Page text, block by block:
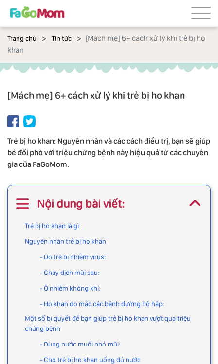
Trang chủ Tin tức
[Mách mẹ] 6+ cách xử lý khi trẻ bị ho
khan
[Mách mẹ] 6+ cách xử lý khi trẻ bị ho khan
Trẻ bị ho khan: Nguyên nhân và các cách điều trị, bạn sẽ giúp
bé đối phó với triệu chứng bệnh này hiệu quả từ các chuyên
gia của FaGoMom.
Nội dung bài viết:
Trẻ bị ho khan là gì
Nguyên nhân trẻ bị ho khan
- Do trẻ bị nhiễm virus:
- Chảy dịch mũi sau:
- Ô nhiễm không khí:
- Ho khan do mắc các bệnh đường hô hấp:
Một số bí quyết để bạn giúp trẻ bị ho khan vượt qua triệu
chứng bệnh
- Dùng nước muối nhỏ mũi:
- Cho trẻ bị ho khan uống đủ nước